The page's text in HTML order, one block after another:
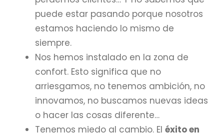
puede estar pasando porque nosotros
estamos haciendo lo mismo de
siempre.
Nos hemos instalado en la zona de
confort. Esto significa que no
arriesgamos, no tenemos ambición, no
innovamos, no buscamos nuevas ideas
o hacer las cosas diferente…
Tenemos miedo al cambio. El éxito en